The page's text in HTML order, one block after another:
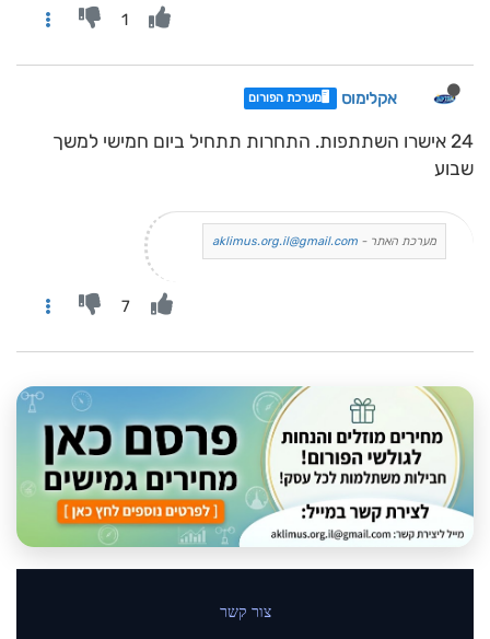
1
אקלימוס 🖥️מערכת הפורום
24 אישרו השתתפות. התחרות תתחיל ביום חמישי למשך
שבוע
מערכת האתר - aklimus.org.il@gmail.com
7
צור קשר